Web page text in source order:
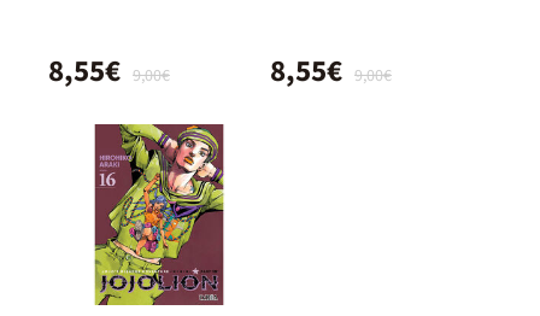
9,00€
8,55€ 9,00€
8,55€